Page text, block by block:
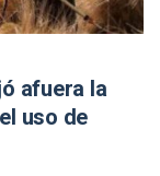
afuera la
uso de